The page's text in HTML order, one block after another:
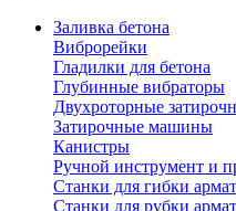
Заливка бетона
Виброрейки
Гладилки для бетона
Глубинные вибраторы
Двухроторные
Затирочные машины
Канистры
Ручной инструмент и
Станки для гибки
Станки для рубки